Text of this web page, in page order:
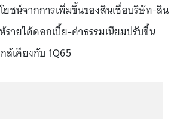
ยชน์จากการเพิ่มขึ้นของสินเชื่อบริษัท-สิน
รายได้ดอกเบี้ย-ค่าธรรมเนียมปรับขึ้น
ล้เคียงกับ 1Q65